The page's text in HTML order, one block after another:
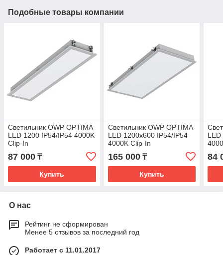
Подобные товары компании
Светильник OWP OPTIMA
LED 1200 IP54/IP54 4000K
Clip-In
87 000 ₸
Купить
Светильник OWP OPTIMA
LED 1200x600 IP54/IP54
4000K Clip-In
165 000₸
Купить
84
О нас
Рейтинг не сформирован
Менее 5 отзывов за последний год
Работает с 11.01.2017